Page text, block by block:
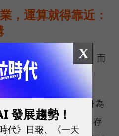
，運算就得靠近：
只是運算能力提高，而
放在哪裡。
地端兩塊，QNAP 身為
發展的是地端網路儲存
X
發展趨勢！
代》日報、《一天